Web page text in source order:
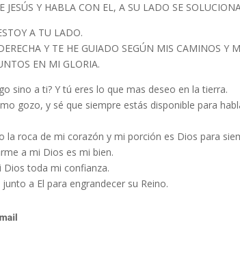
JESÚS Y HABLA CON EL, A SU LADO SE
A TU LADO.
Y TE HE GUIADO SEGÚN MIS CAMINOS Y
EN MI GLORIA.
sino a ti? Y tú eres lo que mas deseo en la tierra.
gozo, y sé que siempre estás disponible para
la roca de mi corazón y mi porción es Dios para
a mi Dios es mi bien.
Dios toda mi confianza.
a El para engrandecer su Reino.